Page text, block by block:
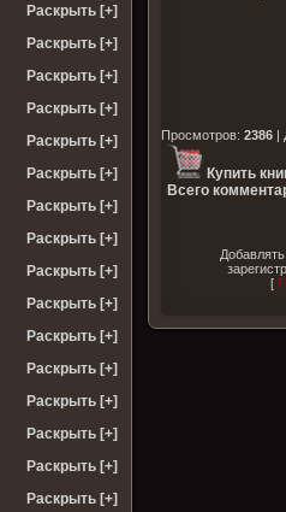
Раскрыть [+]
Раскрыть [+]
Раскрыть [+]
Раскрыть [+]
Раскрыть [+]
Раскрыть [+]
Раскрыть [+]
Раскрыть [+]
Раскрыть [+]
Раскрыть [+]
Раскрыть [+]
Раскрыть [+]
Раскрыть [+]
Раскрыть [+]
Раскрыть [+]
Раскрыть [+]
Просмотров:2386 |
Купить
Всего
[